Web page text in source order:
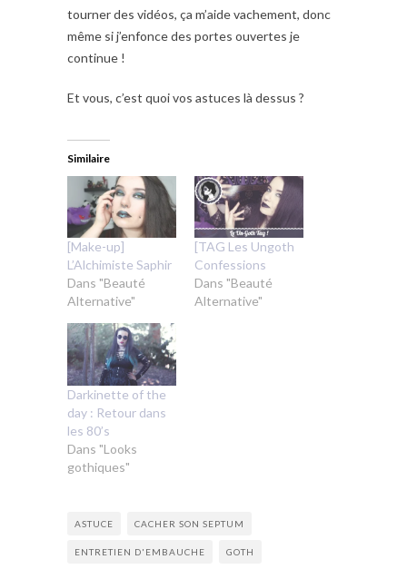
tourner des vidéos, ça m’aide vachement, donc
même si j’enfonce des portes ouvertes je
continue !
Et vous, c’est quoi vos astuces là dessus ?
Similaire
[Make-up]
L’Alchimiste Saphir
Dans "Beauté
Alternative"
[TAG Les Ungoth
Confessions
Dans "Beauté
Alternative"
Darkinette of the
day : Retour dans
les 80’s
Dans "Looks
gothiques"
ASTUCE CACHER SON SEPTUM
ENTRETIEN D'EMBAUCHE GOTH